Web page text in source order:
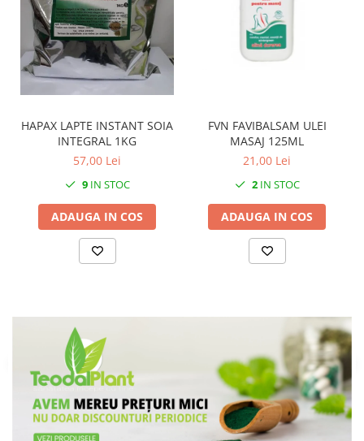
HAPAX LAPTE INSTANT SOIA
INTEGRAL 1KG
57,00 Lei
9IN STOC
ADAUGA IN COS
FVN FAVIBALSAM ULEI
MASAJ 125ML
21,00 Lei
2IN STOC
ADAUGA IN COS